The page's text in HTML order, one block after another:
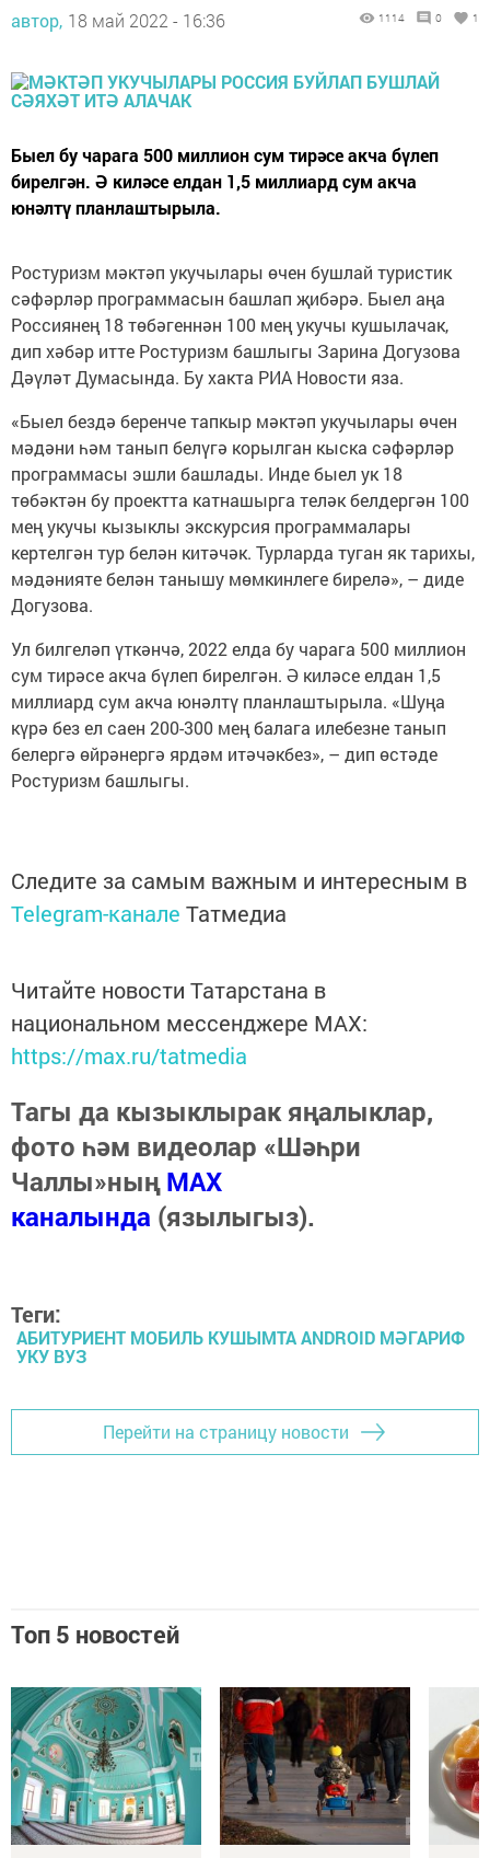
автор, 18 май 2022 - 16:36 1114 0 1
Быел бу чарага 500 миллион сум тирәсе акча бүлеп
бирелгән. Ә киләсе елдан 1,5 миллиард сум акча
юнәлтү планлаштырыла.
Ростуризм мәктәп укучылары өчен бушлай туристик
сәфәрләр программасын башлап җибәрә. Быел аңа
Россиянең 18 төбәгеннән 100 мең укучы кушылачак,
дип хәбәр итте Ростуризм башлыгы Зарина Догузова
Дәүләт Думасында. Бу хакта РИА Новости яза.
«Быел бездә беренче тапкыр мәктәп укучылары өчен
мәдәни һәм танып белүгә корылган кыска сәфәрләр
программасы эшли башлады. Инде быел ук 18
төбәктән бу проектта катнашырга теләк белдергән 100
мең укучы кызыклы экскурсия программалары
кертелгән тур белән китәчәк. Турларда туган як тарихы,
мәдәнияте белән танышу мөмкинлеге бирелә», – диде
Догузова.
Ул билгеләп үткәнчә, 2022 елда бу чарага 500 миллион
сум тирәсе акча бүлеп бирелгән. Ә киләсе елдан 1,5
миллиард сум акча юнәлтү планлаштырыла. «Шуңа
күрә без ел саен 200-300 мең балага илебезне танып
белергә өйрәнергә ярдәм итәчәкбез», – дип өстәде
Ростуризм башлыгы.
Следите за самым важным и интересным в
Telegram-канале Татмедиа
Читайте новости Татарстана в
национальном мессенджере MАХ:
https://max.ru/tatmedia
Тагы да кызыклырак яңалыклар,
фото һәм видеолар «Шәһри
Чаллы»ныңMAX
каналында (язылыгыз).
Теги:
АБИТУРИЕНТ МОБИЛЬ КУШЫМТА АNDROID МӘГАРИФ
УКУ ВУЗ
Перейти на страницу новости
Топ 5 новостей